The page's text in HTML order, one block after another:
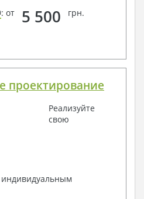
: от 5 500 грн.
проектирование
Реализуйте
свою
индивидуальным